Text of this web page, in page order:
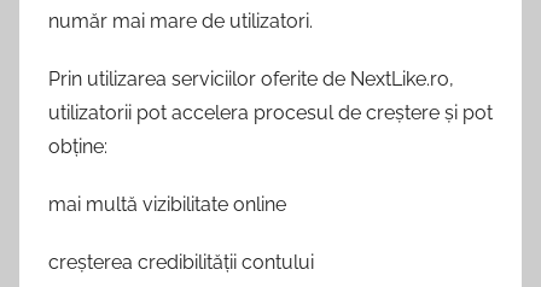
număr mai mare de utilizatori.
Prin utilizarea serviciilor oferite de NextLike.ro,
utilizatorii pot accelera procesul de creștere și pot
obține:
mai multă vizibilitate online
creșterea credibilității contului